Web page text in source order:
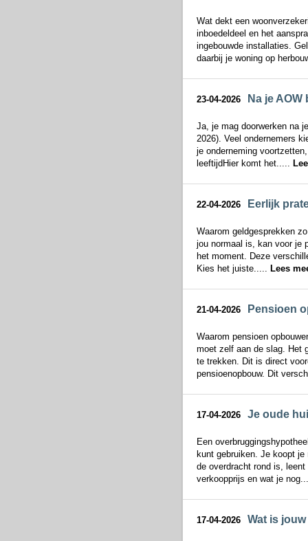
Wat dekt een
inboedeldeel en het
ingebouwde installaties.
daarbij je woning op
23-04-2026 Na je
Ja, je mag doorwerken na
2026). Veel ondernemers
je onderneming
leeftijdHier komt het.....
22-04-2026 Eerlijk
Waarom geldgesprekken
jou normaal is, kan voor je
het moment. Deze
Kies het juiste..... Lees
21-04-2026 Pensioen
Waarom pensioen
moet zelf aan de slag. Het
te trekken. Dit is direct
pensioenopbouw. Dit
17-04-2026 Je oude
Een
kunt gebruiken. Je koopt
de overdracht rond is,
verkoopprijs en wat je
17-04-2026 Wat is